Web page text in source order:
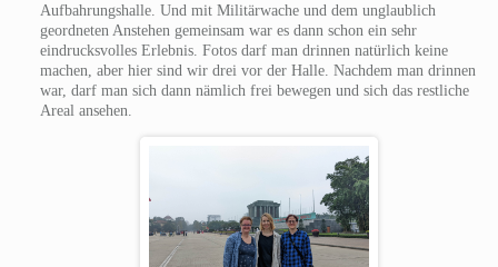
Aufbahrungshalle. Und mit Militärwache und dem unglaublich
geordneten Anstehen gemeinsam war es dann schon ein sehr
eindrucksvolles Erlebnis. Fotos darf man drinnen natürlich keine
machen, aber hier sind wir drei vor der Halle. Nachdem man drinnen
war, darf man sich dann nämlich frei bewegen und sich das restliche
Areal ansehen.